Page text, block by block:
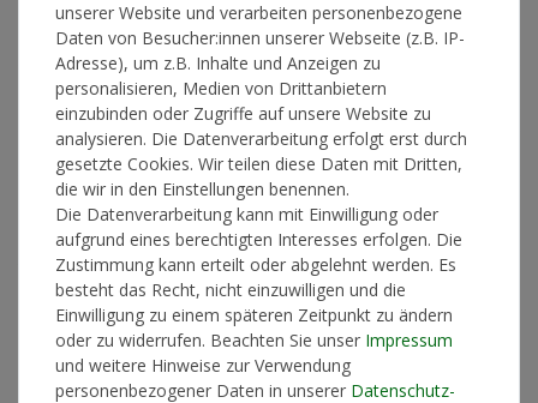
GRÖSSE
19,90 €*
Lieferzeit 1-3 Werktage
In den Warenkorb
unserer Website und verarbeiten personenbezogene
Daten von Besucher:innen unserer Webseite (z.B. IP-
Adresse), um z.B. Inhalte und Anzeigen zu
personalisieren, Medien von Drittanbietern
einzubinden oder Zugriffe auf unsere Website zu
analysieren. Die Datenverarbeitung erfolgt erst durch
gesetzte Cookies. Wir teilen diese Daten mit Dritten,
die wir in den Einstellungen benennen.
Die Datenverarbeitung kann mit Einwilligung oder
aufgrund eines berechtigten Interesses erfolgen. Die
Zustimmung kann erteilt oder abgelehnt werden. Es
besteht das Recht, nicht einzuwilligen und die
Einwilligung zu einem späteren Zeitpunkt zu ändern
oder zu widerrufen. Beachten Sie unser Impressum
und weitere Hinweise zur Verwendung
personenbezogener Daten in unserer Daten­schutz­